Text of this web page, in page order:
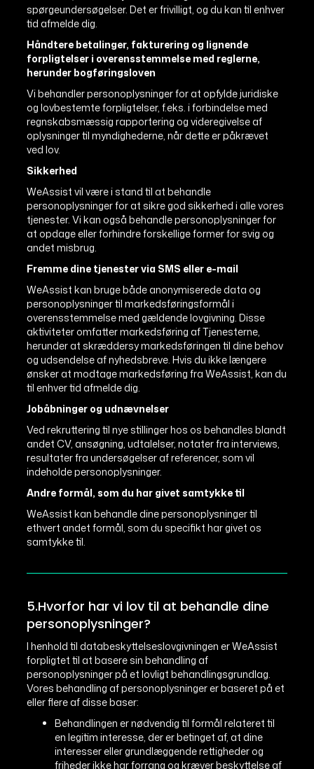
spørgeundersøgelser. Det er frivilligt, og du kan til enhver
tid afmelde dig.
Håndtere betalinger, fakturering og lignende
forpligtelser i overensstemmelse med reglerne,
herunder bogføringsloven
Vi behandler personoplysninger for at opfylde juridiske
og lovbestemte forpligtelser, f.eks. i forbindelse med
regnskabsmæssig rapportering og videregivelse af
oplysninger til myndighederne, når dette er påkrævet
ved lov.
Sikkerhed
WeAssist vil være i stand til at behandle
personoplysninger for at sikre god sikkerhed i alle vores
tjenester. Vi kan også behandle personoplysninger for
at opdage eller forhindre forskellige former for svig og
andet misbrug.
Fremme dine tjenester via SMS eller e-mail
WeAssist kan bruge både anonymiserede data og
personoplysninger til markedsføringsformål i
overensstemmelse med gældende lovgivning. Disse
aktiviteter omfatter markedsføring af Tjenesterne,
herunder at skræddersy markedsføringen til dine behov
og udsendelse af nyhedsbreve. Hvis du ikke længere
ønsker at modtage markedsføring fra WeAssist, kan du
til enhver tid afmelde dig.
Jobåbninger og udnævnelser
Ved rekruttering til nye stillinger hos os behandles blandt
andet CV, ansøgning, udtalelser, notater fra interviews,
resultater fra undersøgelser af referencer, som vil
indeholde personoplysninger.
Andre formål, som du har givet samtykke til
WeAssist kan behandle dine personoplysninger til
ethvert andet formål, som du specifikt har givet os
samtykke til.
5.Hvorfor har vi lov til at behandle dine
personoplysninger?
I henhold til databeskyttelseslovgivningen er WeAssist
forpligtet til at basere sin behandling af
personoplysninger på et lovligt behandlingsgrundlag.
Vores behandling af personoplysninger er baseret på et
eller flere af disse baser:
Behandlingen er nødvendig til formål relateret til
en legitim interesse, der er betinget af, at dine
interesser eller grundlæggende rettigheder og
friheder ikke har forrang og kræver beskyttelse af